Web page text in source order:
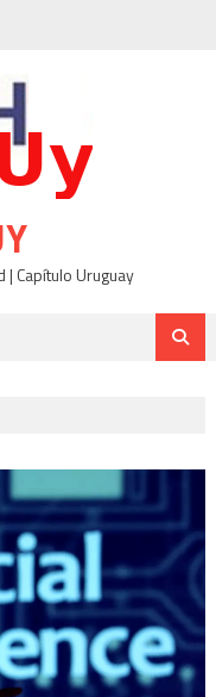
Capítulo Uruguay